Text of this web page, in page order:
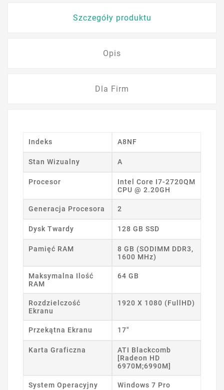
Szczegóły produktu
Opis
Dla Firm
Indeks A8NF
Stan Wizualny A
Procesor
Intel Core I7-2720QM
CPU @ 2.20GH
Generacja Procesora 2
Dysk Twardy 128 GB SSD
Pamięć RAM
8 GB (SODIMM DDR3,
1600 MHz)
Maksymalna Ilość
RAM
64 GB
Rozdzielczość
Ekranu
1920 X 1080 (FullHD)
Przekątna Ekranu 17"
Karta Graficzna
ATI Blackcomb
[Radeon HD
6970M;6990M]
System Operacyjny Windows 7 Pro